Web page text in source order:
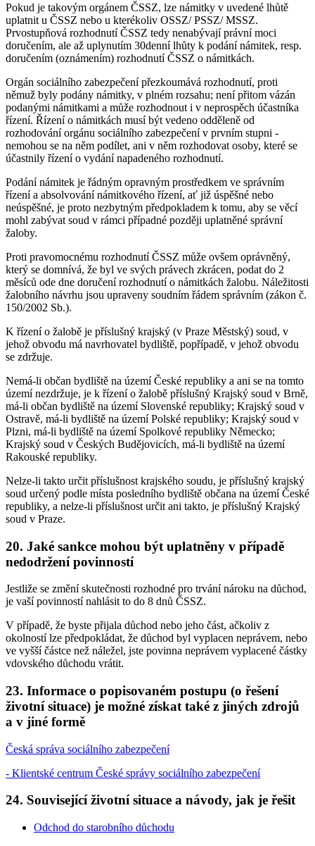
Pokud je takovým orgánem ČSSZ, lze námitky v uvedené lhůtě
uplatnit u ČSSZ nebo u kterékoliv OSSZ/ PSSZ/ MSSZ.
Prvostupňová rozhodnutí ČSSZ tedy nenabývají právní moci
doručením, ale až uplynutím 30denní lhůty k podání námitek, resp.
doručením (oznámením) rozhodnutí ČSSZ o námitkách.
Orgán sociálního zabezpečení přezkoumává rozhodnutí, proti
němuž byly podány námitky, v plném rozsahu; není přitom vázán
podanými námitkami a může rozhodnout i v neprospěch účastníka
řízení. Řízení o námitkách musí být vedeno odděleně od
rozhodování orgánu sociálního zabezpečení v prvním stupni -
nemohou se na něm podílet, ani v něm rozhodovat osoby, které se
účastnily řízení o vydání napadeného rozhodnutí.
Podání námitek je řádným opravným prostředkem ve správním
řízení a absolvování námitkového řízení, ať již úspěšné nebo
neúspěšné, je proto nezbytným předpokladem k tomu, aby se věcí
mohl zabývat soud v rámci případné později uplatněné správní
žaloby.
Proti pravomocnému rozhodnutí ČSSZ může ovšem oprávněný,
který se domnívá, že byl ve svých právech zkrácen, podat do 2
měsíců ode dne doručení rozhodnutí o námitkách žalobu. Náležitosti
žalobního návrhu jsou upraveny soudním řádem správním (zákon č.
150/2002 Sb.).
K řízení o žalobě je příslušný krajský (v Praze Městský) soud, v
jehož obvodu má navrhovatel bydliště, popřípadě, v jehož obvodu
se zdržuje.
Nemá-li občan bydliště na území České republiky a ani se na tomto
území nezdržuje, je k řízení o žalobě příslušný Krajský soud v Brně,
má-li občan bydliště na území Slovenské republiky; Krajský soud v
Ostravě, má-li bydliště na území Polské republiky; Krajský soud v
Plzni, má-li bydliště na území Spolkové republiky Německo;
Krajský soud v Českých Budějovicích, má-li bydliště na území
Rakouské republiky.
Nelze-li takto určit příslušnost krajského soudu, je příslušný krajský
soud určený podle místa posledního bydliště občana na území České
republiky, a nelze-li příslušnost určit ani takto, je příslušný Krajský
soud v Praze.
20. Jaké sankce mohou být uplatněny v případě
nedodržení povinností
Jestliže se změní skutečnosti rozhodné pro trvání nároku na důchod,
je vaší povinností nahlásit to do 8 dnů ČSSZ.
V případě, že byste přijala důchod nebo jeho část, ačkoliv z
okolností lze předpokládat, že důchod byl vyplacen neprávem, nebo
ve vyšší částce než náležel, jste povinna neprávem vyplacené částky
vdovského důchodu vrátit.
23. Informace o popisovaném postupu (o řešení
životní situace) je možné získat také z jiných zdrojů
a v jiné formě
Česká správa sociálního zabezpečení
- Klientské centrum České správy sociálního zabezpečení
24. Související životní situace a návody, jak je řešit
Odchod do starobního důchodu